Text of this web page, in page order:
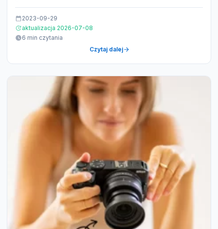
2023-09-29
aktualizacja 2026-07-08
6 min czytania
Czytaj dalej